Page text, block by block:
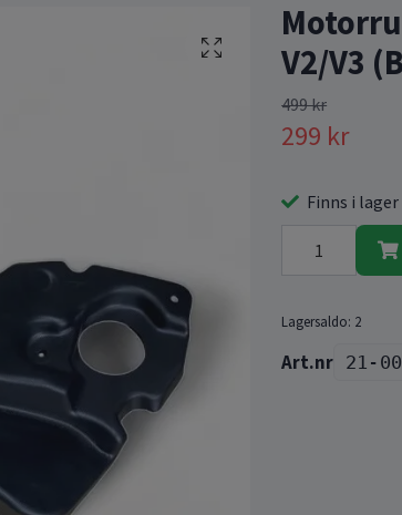
V2/V3
499 kr
299 kr
Finns i
Lagersaldo: 2
21-